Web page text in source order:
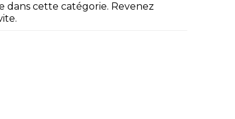
cette catégorie. Revenez